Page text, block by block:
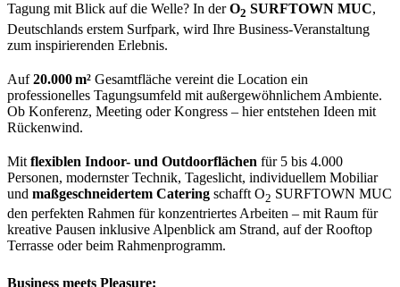
Tagung mit Blick auf die Welle? In derO2 SURFTOWN MUC,
Deutschlands erstem Surfpark, wird Ihre Business-Veranstaltung
zum inspirierenden Erlebnis.
Auf20.000 m² Gesamtfläche vereint die Location ein
professionelles Tagungsumfeld mit außergewöhnlichem Ambiente.
Ob Konferenz, Meeting oder Kongress – hier entstehen Ideen mit
Rückenwind.
Mit flexiblen Indoor- und Outdoorflächen für 5 bis 4.000
Personen, modernster Technik, Tageslicht, individuellem Mobiliar
und maßgeschneidertem Catering schafft O2 SURFTOWN MUC
den perfekten Rahmen für konzentriertes Arbeiten – mit Raum für
kreative Pausen inklusive Alpenblick am Strand, auf der Rooftop
Terrasse oder beim Rahmenprogramm.
Business meets Pleasure: